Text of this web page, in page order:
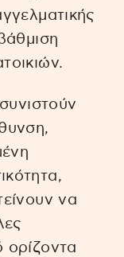
να
ορίζοντα